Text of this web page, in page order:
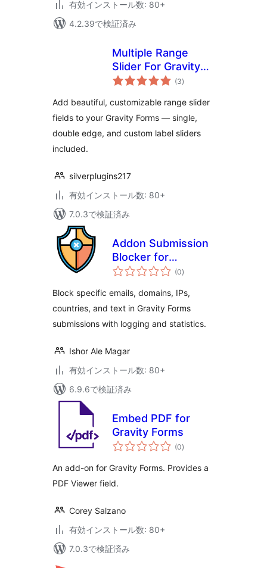
有効インストール数: 80+
4.2.39で検証済み
Multiple Range
Slider For Gravity
Form
(3個
の
価
)
Add beautiful, customizable range slider
fields to your Gravity Forms — single,
double edge, and custom label sliders
included.
silverplugins217
有効インストール数: 80+
7.0.3で検証済み
Addon Submission
Blocker for
Gravityforms(0個
の
価
)
Block specific emails, domains, IPs,
countries, and text in Gravity Forms
submissions with logging and statistics.
Ishor Ale Magar
有効インストール数: 80+
6.9.6で検証済み
Embed PDF for
Gravity Forms
(0個
の
価
)
An add-on for Gravity Forms. Provides a
PDF Viewer field.
Corey Salzano
有効インストール数: 80+
7.0.3で検証済み